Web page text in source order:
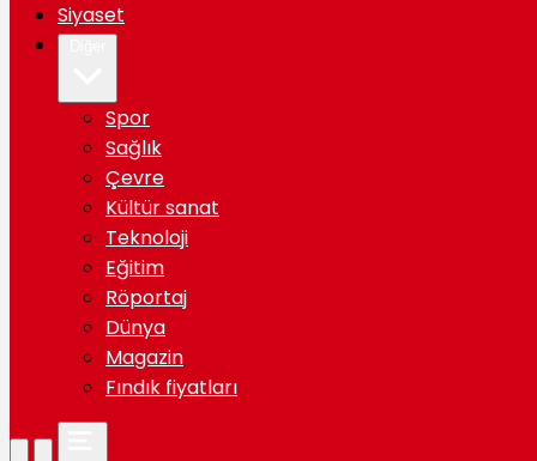
Siyaset
Spor
Sağlık
Çevre
Kültür sanat
Teknoloji
Eğitim
Röportaj
Dünya
Magazin
Fındık fiyatları